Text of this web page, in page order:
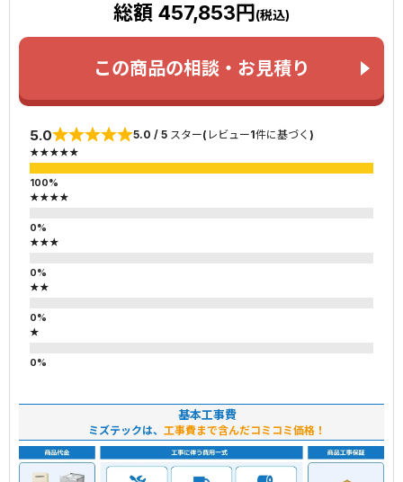
総額 457,853円 (税込)
この商品の相談・お見積り
5.0 5.0 / 5 スター(レビュー1件に基づく)
★★★★★
★★★★
★★★
★★
★
基本工事費
ミズテックは、 工事費まで含んだコミコミ価格！